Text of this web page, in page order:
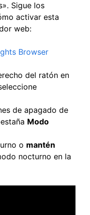
Sigue los
activar esta
web:
Browser
del ratón en
de apagado de
Modo
o mantén
nocturno en la